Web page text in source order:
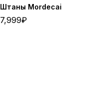
Штаны Mordecai
7,999₽